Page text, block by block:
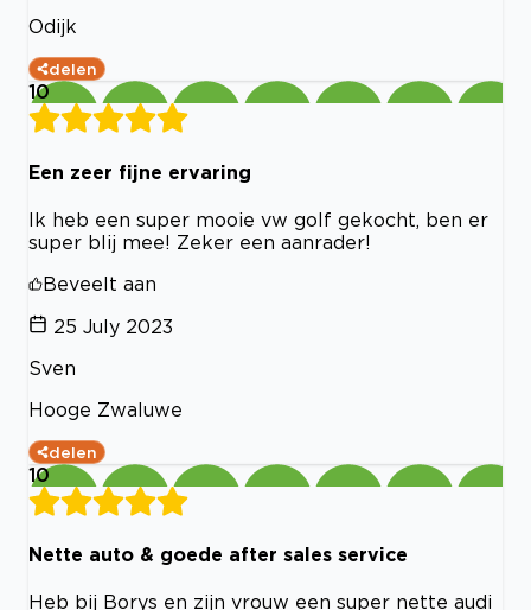
Odijk
delen
10
Een zeer fijne ervaring
Ik heb een super mooie vw golf gekocht, ben er
super blij mee! Zeker een aanrader!
Beveelt aan
25 July 2023
Sven
Hooge Zwaluwe
delen
10
Nette auto & goede after sales service
Heb bij Borys en zijn vrouw een super nette audi